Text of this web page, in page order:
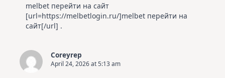
melbet перейти на сайт
[url=https://melbetlogin.ru/]melbet перейти на
сайт[/url] .
Coreyrep
April 24, 2026 at 5:13 am